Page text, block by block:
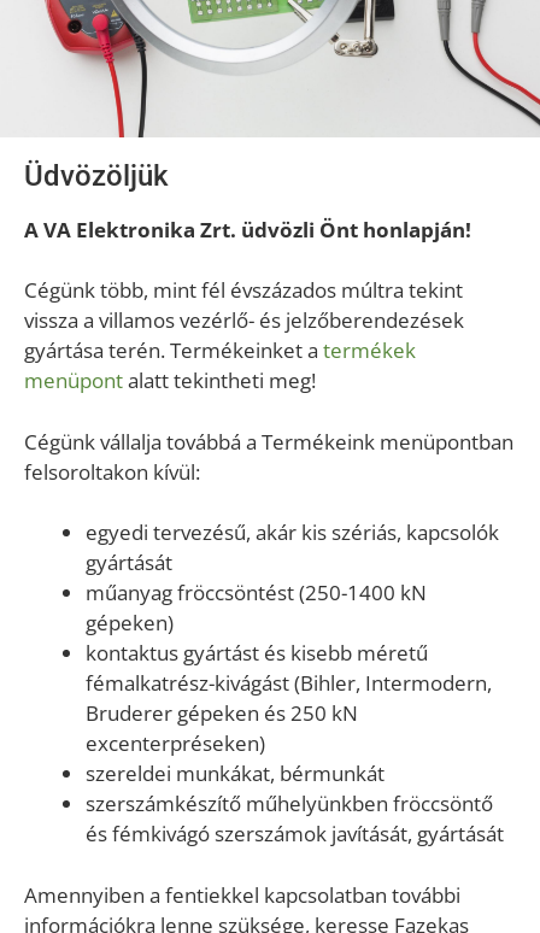
Üdvözöljük
A VA Elektronika Zrt. üdvözli Önt honlapján!
Cégünk több, mint fél évszázados múltra tekint
vissza a villamos vezérlő- és jelzőberendezések
gyártása terén. Termékeinket a termékek
menüpontalatt tekintheti meg!
Cégünk vállalja továbbá a Termékeink menüpontban
felsoroltakon kívül:
egyedi tervezésű, akár kis szériás, kapcsolók
gyártását
műanyag fröccsöntést (250-1400 kN
gépeken)
kontaktus gyártást és kisebb méretű
fémalkatrész-kivágást (Bihler, Intermodern,
Bruderer gépeken és 250 kN
excenterpréseken)
szereldei munkákat, bérmunkát
szerszámkészítő műhelyünkben fröccsöntő
és fémkivágó szerszámok javítását, gyártását
Amennyiben a fentiekkel kapcsolatban további
információkra lenne szüksége, keresse Fazekas